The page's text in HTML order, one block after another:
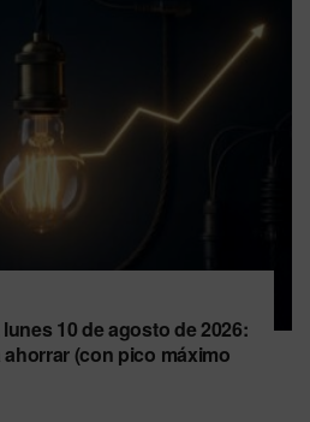
10 de agosto de 2026:
(con pico máximo